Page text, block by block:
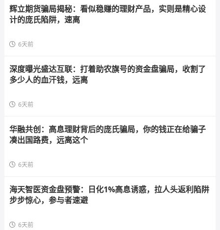
辉立期货骗局揭秘：看似稳赚的理财产品，实则是精心设
计的庞氏陷阱，速离
6天前
深度曝光盛达互联：打着助农旗号的资金盘骗局，收割了
多少人的血汗钱，远离
6天前
华融共创：高息理财背后的庞氏骗局，你的钱正在给骗子
凑出国路费，远离这个
6天前
海天智医资金盘预警：日化1%高息诱惑，拉人头返利陷阱
步步惊心，参与者速避
6天前